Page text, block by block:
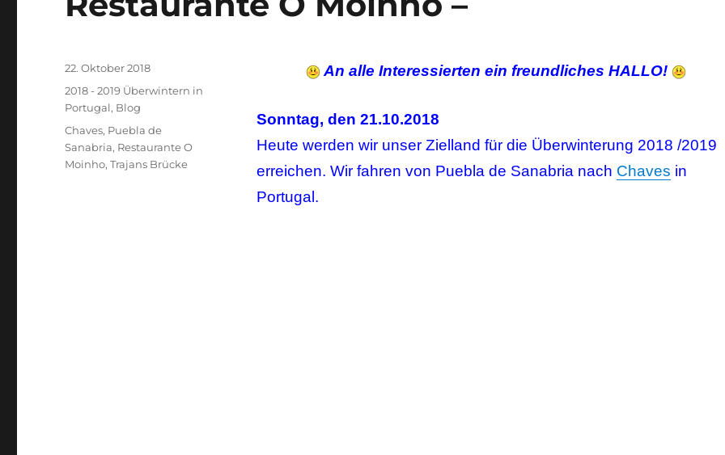
An alle Interessierten ein freundliches HALLO!
Sonntag, den 21.10.2018
Heute werden wir unser Zielland für die Überwinterung 2018 /2019
erreichen. Wir fahren von Puebla de Sanabria nach Chaves in
Portugal.
Veröffentlicht
am
22. Oktober 2018
Kategorien
2018 - 2019 Überwintern in
Portugal, Blog
Schlagwörter
Chaves, Puebla de
Sanabria, Restaurante O
Moinho,Trajans Brücke